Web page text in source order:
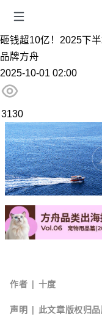
砸钱超10亿！2025下
品牌方舟
2025-10-01 02:00
3130
作者 | 十度
声明 | 此文章版权归